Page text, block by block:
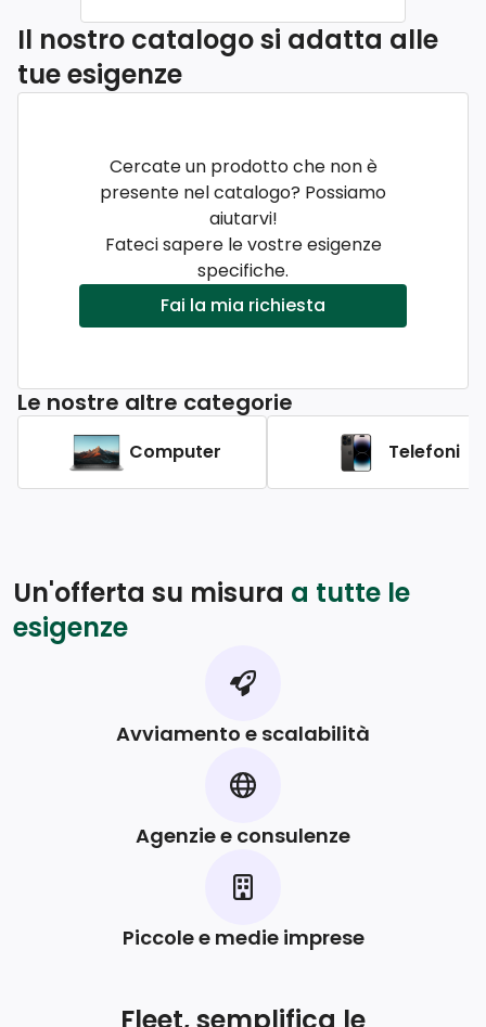
Il nostro catalogo si adatta alle
tue esigenze
Cercate un prodotto che non è
presente nel catalogo? Possiamo
aiutarvi!
Fateci sapere le vostre esigenze
specifiche.
Fai la mia richiesta
Le nostre altre categorie
Computer Telefoni
Un'offerta su misura a tutte le
esigenze
Avviamento e scalabilità
Agenzie e consulenze
Piccole e medie imprese